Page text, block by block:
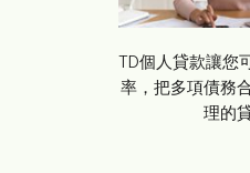
TD個人貸款讓您
率，把多項債務
理的